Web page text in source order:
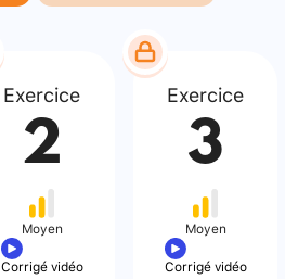
Exercice
2
Moyen
Corrigé vidéo
Exercice
3
Moyen
Corrigé vidéo